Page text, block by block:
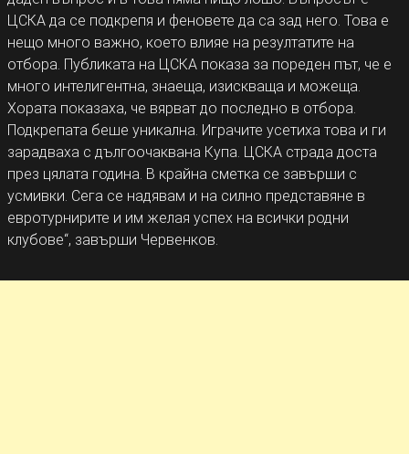
ЦСКА да се подкрепя и феновете да са зад него. Това е
нещо много важно, което влияе на резултатите на
отбора. Публиката на ЦСКА показа за пореден път, че е
много интелигентна, знаеща, изискваща и можеща.
Хората показаха, че вярват до последно в отбора.
Подкрепата беше уникална. Играчите усетиха това и ги
зарадваха с дългоочаквана Купа. ЦСКА страда доста
през цялата година. В крайна сметка се завърши с
усмивки. Сега се надявам и на силно представяне в
евротурнирите и им желая успех на всички родни
клубове“, завърши Червенков.